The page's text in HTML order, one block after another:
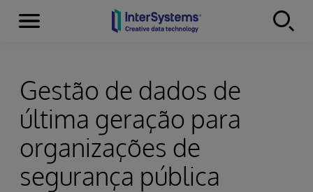
Skip to content
Menu
Gestão de dados de
última geração para
organizações de
segurança pública